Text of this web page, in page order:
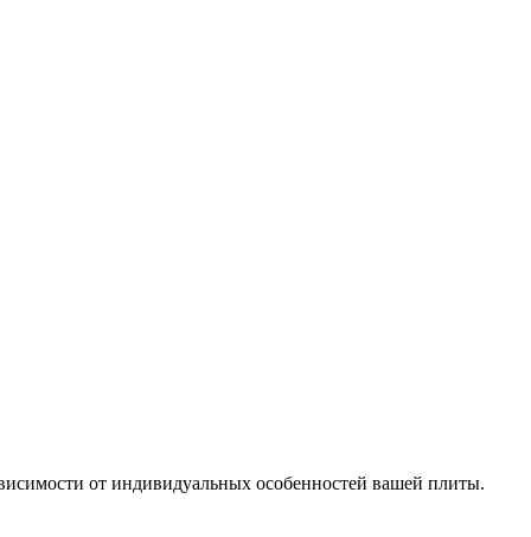
от индивидуальных особенностей вашей плиты.